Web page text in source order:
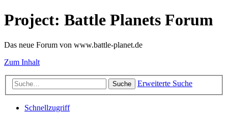
Project: Battle Planets Forum
Das neue Forum von www.battle-planet.de
Zum Inhalt
Suche Erweiterte Suche
Schnellzugriff